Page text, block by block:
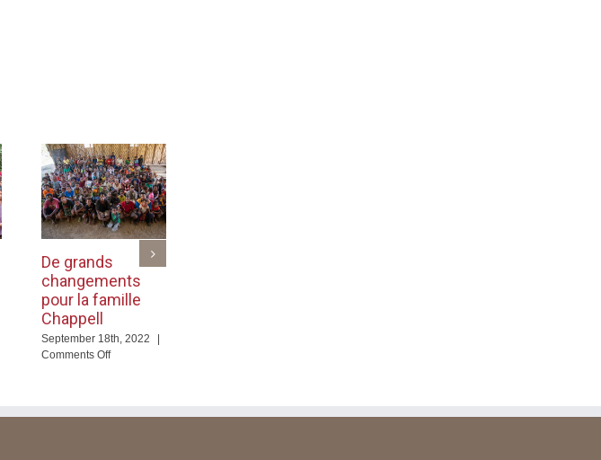
De grands
changements
pour la famille
Chappell
September 18th, 2022
Comments Offon
pour
force